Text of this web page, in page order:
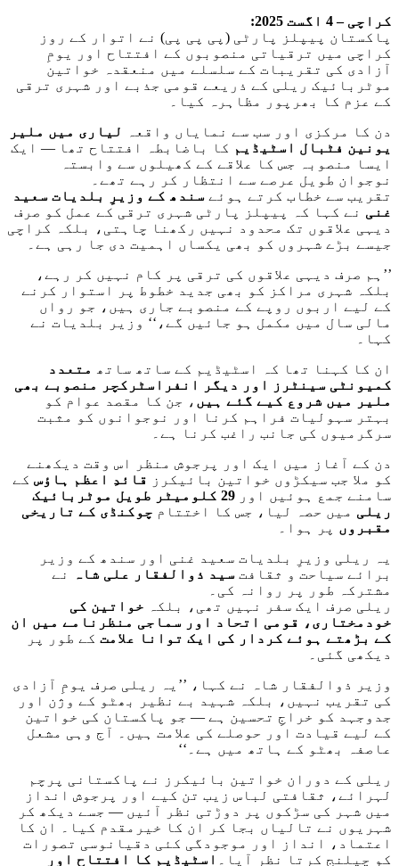
کراچی – 4 اگست 2025:
پاکستان پیپلز پارٹی (پی پی پی) نے اتوار کے روز
کراچی میں ترقیاتی منصوبوں کے افتتاح اور یومِ
آزادی کی تقریبات کے سلسلے میں منعقدہ خواتین
موٹربائیک ریلی کے ذریعے قومی جذبے اور شہری ترقی
کے عزم کا بھرپور مظاہرہ کیا۔
دن کا مرکزی اور سب سے نمایاں واقعہ
لیاری میں ملیر
یونین فٹبال اسٹیڈیم کا باضابطہ افتتاح تھا — ایک
ایسا منصوبہ جس کا علاقے کے کھیلوں سے وابستہ
نوجوان طویل عرصے سے انتظار کر رہے تھے۔
تقریب سے خطاب کرتے ہوئے سندھ کے وزیرِ بلدیات سعید
غنی نے کہا کہ پیپلز پارٹی شہری ترقی کے عمل کو صرف
دیہی علاقوں تک محدود نہیں رکھنا چاہتی، بلکہ کراچی
جیسے بڑے شہروں کو بھی یکساں اہمیت دی جا رہی ہے۔
’’ہم صرف دیہی علاقوں کی ترقی پر کام نہیں کر رہے،
بلکہ شہری مراکز کو بھی جدید خطوط پر استوار کرنے
کے لیے اربوں روپے کے منصوبے جاری ہیں، جو رواں
مالی سال میں مکمل ہو جائیں گے،‘‘ وزیر بلدیات نے
کہا۔
ان کا کہنا تھا کہ اسٹیڈیم کے ساتھ ساتھ متعدد
کمیونٹی سینٹرز اور دیگر انفراسٹرکچر منصوبے بھی
ملیر میں شروع کیے گئے ہیں ، جن کا مقصد عوام کو
بہتر سہولیات فراہم کرنا اور نوجوانوں کو مثبت
سرگرمیوں کی جانب راغب کرنا ہے۔
دن کے آغاز میں ایک اور پرجوش منظر اس وقت دیکھنے
کو ملا جب سیکڑوں خواتین بائیکرز
قائدِ اعظم ہاؤس کے
سامنے جمع ہوئیں اور
29 کلومیٹر طویل موٹربائیک
ریلی میں حصہ لیا، جس کا اختتام چوکنڈی کے تاریخی
مقبروں پر ہوا۔
یہ ریلی وزیرِ بلدیات سعید غنی اور سندھ کے وزیر
برائے سیاحت و ثقافت سید ذوالفقار علی شاہ
نے
مشترکہ طور پر روانہ کی۔
ریلی صرف ایک سفر نہیں تھی، بلکہ خواتین کی
خودمختاری، قومی اتحاد اور سماجی منظرنامے میں ان
کے بڑھتے ہوئے کردار کی ایک توانا علامت کے طور پر
دیکھی گئی۔
وزیر ذوالفقار شاہ نے کہا، ’’یہ ریلی صرف یومِ آزادی
کی تقریب نہیں، بلکہ شہید بے نظیر بھٹو کے وژن اور
جدوجہد کو خراجِ تحسین ہے — جو پاکستان کی خواتین
کے لیے قیادت اور حوصلے کی علامت ہیں۔ آج وہی مشعل
عاصفہ بھٹو کے ہاتھ میں ہے۔‘‘
ریلی کے دوران خواتین بائیکرز نے پاکستانی پرچم
لہرائے، ثقافتی لباس زیب تن کیے اور پرجوش انداز
میں شہر کی سڑکوں پر دوڑتی نظر آئیں — جسے دیکھ کر
شہریوں نے تالیاں بجا کر ان کا خیرمقدم کیا۔ ان کا
اعتماد، انداز اور موجودگی کئی دقیانوسی تصورات
کو چیلنج کرتا نظر آیا۔ اسٹیڈیم کا افتتاح اور